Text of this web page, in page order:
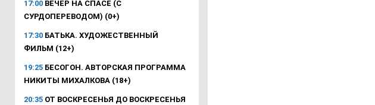
17:00 ВЕЧЕР НА СПАСЕ (С
СУРДОПЕРЕВОДОМ) (0+)
17:30 БАТЬКА. ХУДОЖЕСТВЕННЫЙ
ФИЛЬМ (12+)
19:25 БЕСОГОН. АВТОРСКАЯ ПРОГРАММА
НИКИТЫ МИХАЛКОВА (18+)
20:35 ОТ ВОСКРЕСЕНЬЯ ДО ВОСКРЕСЕНЬЯ